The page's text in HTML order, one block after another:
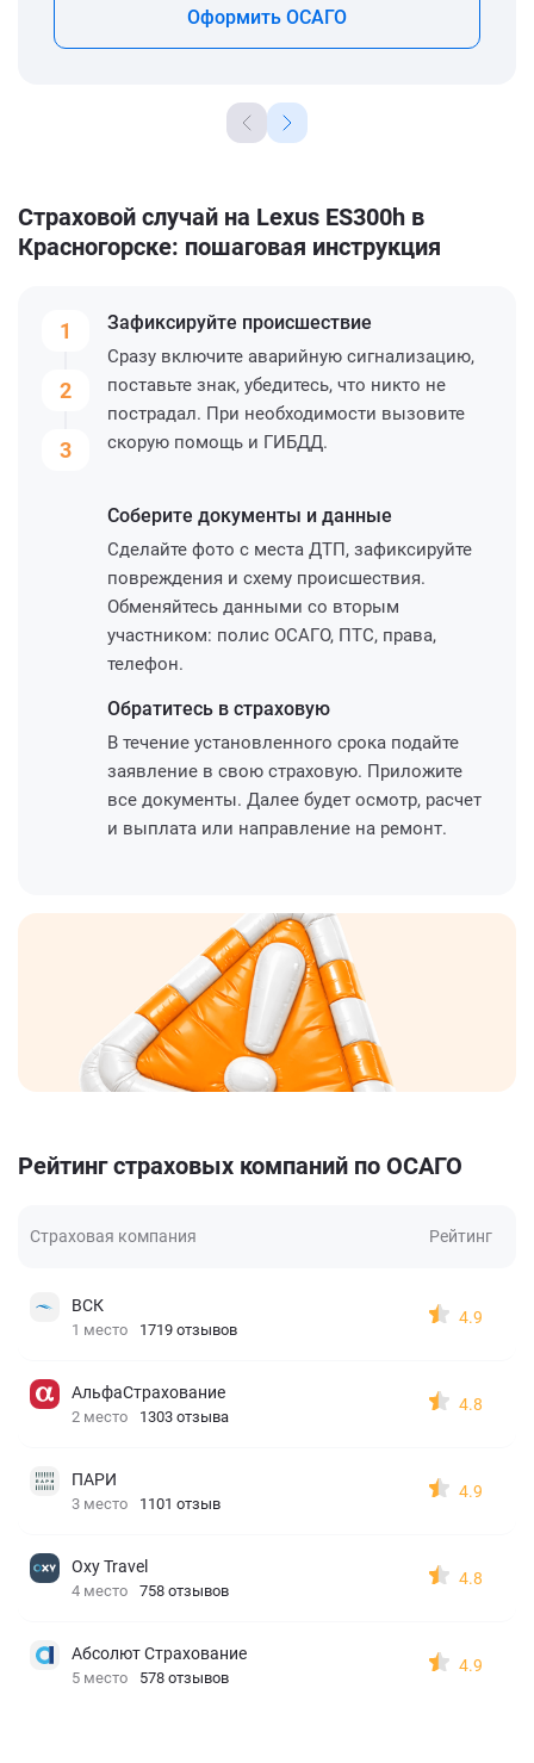
Оформить ОСАГО
Страховой случай на Lexus ES300h в
Красногорске: пошаговая инструкция
1
2
3
Зафиксируйте происшествие
Сразу включите аварийную сигнализацию,
поставьте знак, убедитесь, что никто не
пострадал. При необходимости вызовите
скорую помощь и ГИБДД.
Соберите документы и данные
Сделайте фото с места ДТП, зафиксируйте
повреждения и схему происшествия.
Обменяйтесь данными со вторым
участником: полис ОСАГО, ПТС, права,
телефон.
Обратитесь в страховую
В течение установленного срока подайте
заявление в свою страховую. Приложите
все документы. Далее будет осмотр, расчет
и выплата или направление на ремонт.
Рейтинг страховых компаний по ОСАГО
Страховая компания Рейтинг
ВСК
1 место 1719 отзывов
4.9
АльфаСтрахование
2 место 1303 отзыва
4.8
ПАРИ
3 место 1101 отзыв
4.9
Oxy Travel
4 место 758 отзывов
4.8
Абсолют Страхование
5 место 578 отзывов
4.9